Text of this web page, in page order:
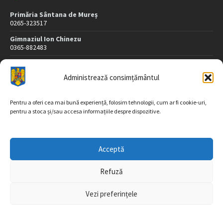
Administrează consimțământul
Pentru a oferi cea mai bună experiență, folosim tehnologii, cum ar fi cookie-uri,
pentru a stoca și/sau accesa informațiile despre dispozitive.
Acceptă
Refuză
Vezi preferințele
Primăria Sântana de Mureș
0265-323517
Gimnaziul Ion Chinezu
0365-882483
0265-323507
Poliție
547565 Sântana de Mureş
Tel/fax: 0265-323517, 323518